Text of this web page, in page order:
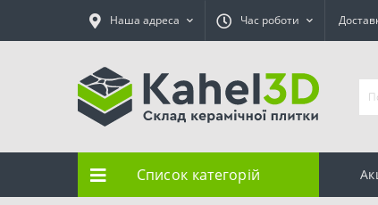
Наша адреса Час роботи
Список категорій